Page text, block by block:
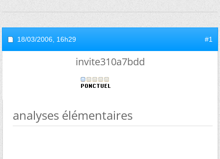
18/03/2006, 16h29 #1
invite310a7bdd
analyses élémentaires